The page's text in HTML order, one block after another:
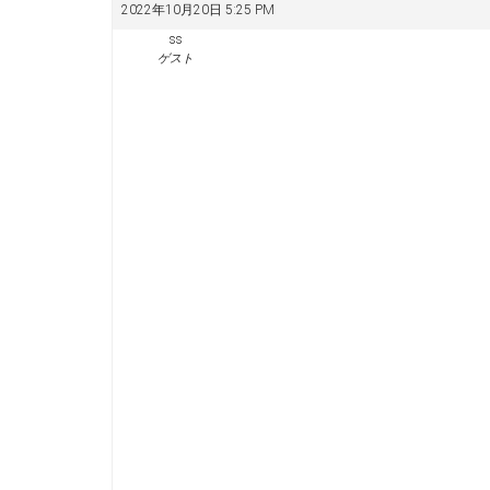
2022年10月20日 5:25 PM
ss
ゲスト